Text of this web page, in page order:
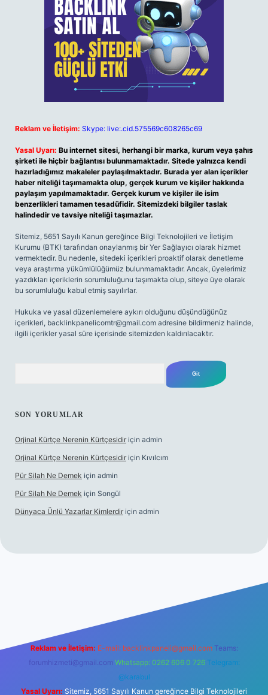
Reklam ve İletişim: Skype: live:.cid.575569c608265c69
Yasal Uyarı: Bu internet sitesi, herhangi bir marka, kurum veya şahıs
şirketi ile hiçbir bağlantısı bulunmamaktadır. Sitede yalnızca kendi
hazırladığımız makaleler paylaşılmaktadır. Burada yer alan içerikler
haber niteliği taşımamakta olup, gerçek kurum ve kişiler hakkında
paylaşım yapılmamaktadır. Gerçek kurum ve kişiler ile isim
benzerlikleri tamamen tesadüfidir. Sitemizdeki bilgiler taslak
halindedir ve tavsiye niteliği taşımazlar.
Sitemiz, 5651 Sayılı Kanun gereğince Bilgi Teknolojileri ve İletişim
Kurumu (BTK) tarafından onaylanmış bir Yer Sağlayıcı olarak hizmet
vermektedir. Bu nedenle, sitedeki içerikleri proaktif olarak denetleme
veya araştırma yükümlülüğümüz bulunmamaktadır. Ancak, üyelerimiz
yazdıkları içeriklerin sorumluluğunu taşımakta olup, siteye üye olarak
bu sorumluluğu kabul etmiş sayılırlar.
Hukuka ve yasal düzenlemelere aykırı olduğunu düşündüğünüz
içerikleri, backlinkpanelicomtr@gmail.com adresine bildirmeniz halinde,
ilgili içerikler yasal süre içerisinde sitemizden kaldırılacaktır.
SON YORUMLAR
Orjinal Kürtçe Nerenin Kürtçesidir için admin
Orjinal Kürtçe Nerenin Kürtçesidir için Kıvılcım
Pür Silah Ne Demek için admin
Pür Silah Ne Demek için Songül
Dünyaca Ünlü Yazarlar Kimlerdir için admin
Reklam ve İletişim: E-mail: backlinkpaneli@gmail.com Teams:
forumhizmeti@gmail.com Whatsapp: 0262 606 0 726 Telegram:
@karabul
Yasal Uyarı: Sitemiz, 5651 Sayılı Kanun gereğince Bilgi Teknolojileri